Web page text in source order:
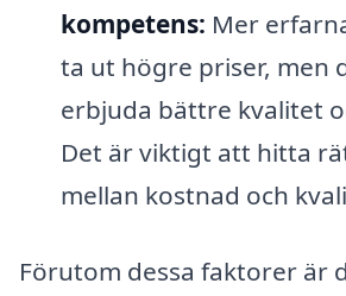
kompetens: Mer
ta ut högre priser, men
erbjuda bättre kvalitet
Det är viktigt att hitta
mellan kostnad och
Förutom dessa faktorer är